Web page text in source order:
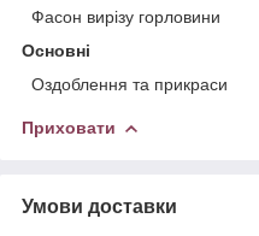
Фасон вирізу горловини
Основні
Оздоблення та прикраси
Приховати
Умови доставки